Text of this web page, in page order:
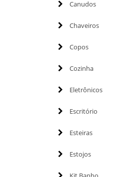
Canudos
Chaveiros
Copos
Cozinha
Eletrônicos
Escritório
Esteiras
Estojos